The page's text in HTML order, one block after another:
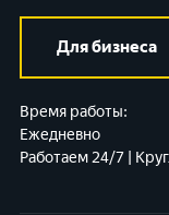
Для бизнеса
Время работы:
Ежедневно
Работаем 24/7 |